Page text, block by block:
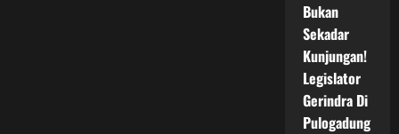
Bukan
Sekadar
Kunjungan!
Legislator
Gerindra Di
Pulogadung